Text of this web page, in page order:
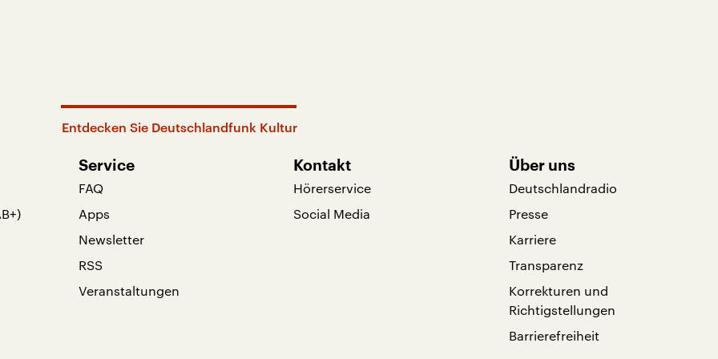
Entdecken Sie Deutschlandfunk Kultur
Service
FAQ
Apps
Newsletter
RSS
Veranstaltungen
Kontakt
Hörerservice
Social Media
Über uns
Deutschlandradio
Presse
Karriere
Transparenz
Korrekturen und
Richtigstellungen
Barrierefreiheit